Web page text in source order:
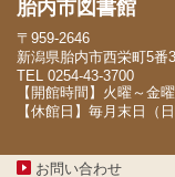
胎内市図書館
〒959-2646
新潟県胎内市西栄町5番
TEL 0254-43-3700
【開館時間】火曜～
【休館日】毎月末日（
お問い合わせ